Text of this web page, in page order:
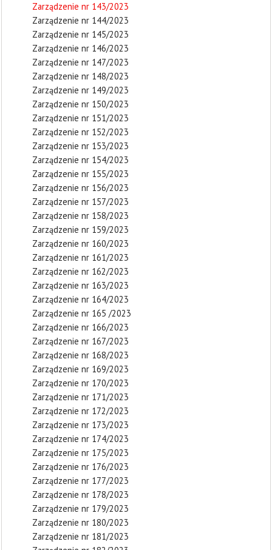
Zarządzenie nr 143/2023
Zarządzenie nr 144/2023
Zarządzenie nr 145/2023
Zarządzenie nr 146/2023
Zarządzenie nr 147/2023
Zarządzenie nr 148/2023
Zarządzenie nr 149/2023
Zarządzenie nr 150/2023
Zarządzenie nr 151/2023
Zarządzenie nr 152/2023
Zarządzenie nr 153/2023
Zarządzenie nr 154/2023
Zarządzenie nr 155/2023
Zarządzenie nr 156/2023
Zarządzenie nr 157/2023
Zarządzenie nr 158/2023
Zarządzenie nr 159/2023
Zarządzenie nr 160/2023
Zarządzenie nr 161/2023
Zarządzenie nr 162/2023
Zarządzenie nr 163/2023
Zarządzenie nr 164/2023
Zarządzenie nr 165 /2023
Zarządzenie nr 166/2023
Zarządzenie nr 167/2023
Zarządzenie nr 168/2023
Zarządzenie nr 169/2023
Zarządzenie nr 170/2023
Zarządzenie nr 171/2023
Zarządzenie nr 172/2023
Zarządzenie nr 173/2023
Zarządzenie nr 174/2023
Zarządzenie nr 175/2023
Zarządzenie nr 176/2023
Zarządzenie nr 177/2023
Zarządzenie nr 178/2023
Zarządzenie nr 179/2023
Zarządzenie nr 180/2023
Zarządzenie nr 181/2023